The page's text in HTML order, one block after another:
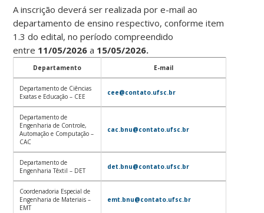
A inscrição deverá ser realizada por e-mail ao
departamento de ensino respectivo, conforme item
1.3 do edital, no período compreendido
entre 11/05/2026 a 15/05/2026.
Departamento E-mail
Departamento de Ciências
Exatas e Educação – CEE
cee@contato.ufsc.br
Departamento de
Engenharia de Controle,
Automação e Computação –
CAC
cac.bnu@contato.ufsc.br
Departamento de
Engenharia Têxtil – DET
det.bnu@contato.ufsc.br
Coordenadoria Especial de
Engenharia de Materiais –
EMT
emt.bnu@contato.ufsc.br